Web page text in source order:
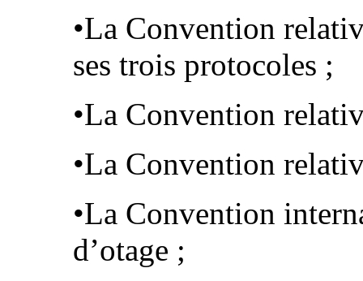
•La Convention
ses trois protocoles ;
•La Convention
•La Convention
•La Convention
d’otage ;